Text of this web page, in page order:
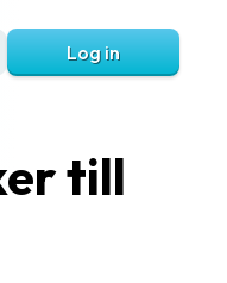
Log in
till